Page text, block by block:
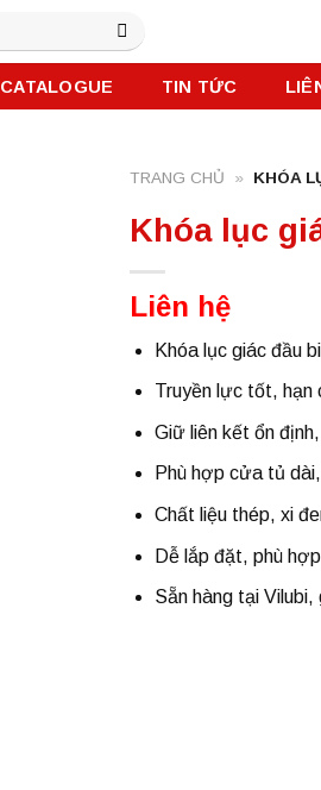
CATALOGUE TIN TỨC
TRANG CHỦ » KHÓA
Khóa lục
Liên hệ
Khóa lục giác đầu bi
Truyền lực tốt,
Giữ liên kết ổn
Phù hợp cửa tủ
Chất liệu thép, xi
Dễ lắp đặt, phù
Sẵn hàng tại Vilubi,